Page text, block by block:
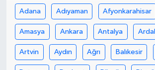
Adana Adıyaman Afyonkarahisar
Amasya Ankara Antalya
Artvin Aydın Ağrı Balıkesir